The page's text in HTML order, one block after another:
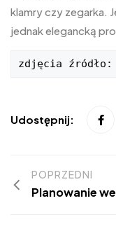
klamry czy zegarka.
jednak elegancką
zdjęcia źródło:
Udostępnij:
POPRZEDNI
Planowanie